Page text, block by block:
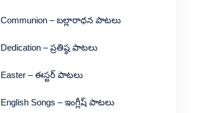
Communion – బల్లారాధన పాటలు
Dedication – ప్రతిష్ఠ పాటలు
Easter – ఈస్టర్ పాటలు
English Songs – ఇంగ్లీష్ పాటలు